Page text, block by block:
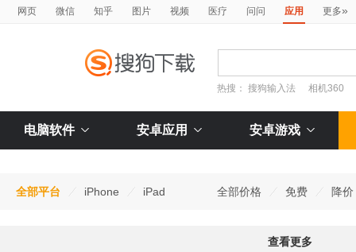
网页 微信 知乎 图片 视频 医疗 问问 应用 更多»
热搜：搜狗输入法 相机360
电脑软件 安卓应用 安卓游戏
全部平台 iPhone iPad 全部价格 免费 降价
查看更多